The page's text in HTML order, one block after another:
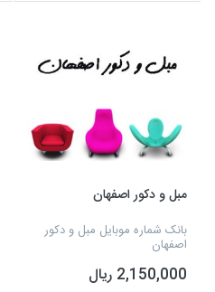
مبل و دکور اصفهان
بانک شماره موبایل مبل و دکور
اصفهان
2,150,000 ریال